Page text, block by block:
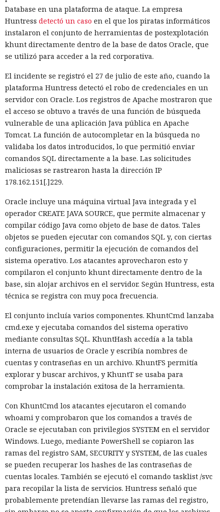
Database en una plataforma de ataque. La empresa
Huntress detectó un caso en el que los piratas informáticos
instalaron el conjunto de herramientas de postexplotación
khunt directamente dentro de la base de datos Oracle, que
se utilizó para acceder a la red corporativa.
El incidente se registró el 27 de julio de este año, cuando la
plataforma Huntress detectó el robo de credenciales en un
servidor con Oracle. Los registros de Apache mostraron que
el acceso se obtuvo a través de una función de búsqueda
vulnerable de una aplicación Java pública en Apache
Tomcat. La función de autocompletar en la búsqueda no
validaba los datos introducidos, lo que permitió enviar
comandos SQL directamente a la base. Las solicitudes
maliciosas se rastrearon hasta la dirección IP
178.162.151[.]229.
Oracle incluye una máquina virtual Java integrada y el
operador CREATE JAVA SOURCE, que permite almacenar y
compilar código Java como objeto de base de datos. Tales
objetos se pueden ejecutar con comandos SQL y, con ciertas
configuraciones, permitir la ejecución de comandos del
sistema operativo. Los atacantes aprovecharon esto y
compilaron el conjunto khunt directamente dentro de la
base, sin alojar archivos en el servidor. Según Huntress, esta
técnica se registra con muy poca frecuencia.
El conjunto incluía varios componentes. KhuntCmd lanzaba
cmd.exe y ejecutaba comandos del sistema operativo
mediante consultas SQL. KhuntHash accedía a la tabla
interna de usuarios de Oracle y escribía nombres de
cuentas y contraseñas en un archivo. KhuntFS permitía
explorar y buscar archivos, y KhuntT se usaba para
comprobar la instalación exitosa de la herramienta.
Con KhuntCmd los atacantes ejecutaron el comando
whoami y comprobaron que los comandos a través de
Oracle se ejecutaban con privilegios SYSTEM en el servidor
Windows. Luego, mediante PowerShell se copiaron las
ramas del registro SAM, SECURITY y SYSTEM, de las cuales
se pueden recuperar los hashes de las contraseñas de
cuentas locales. También se ejecutó el comando tasklist /svc
para recopilar la lista de servicios. Huntress señaló que
probablemente pretendían llevarse las ramas del registro,